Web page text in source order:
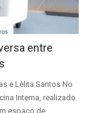
entre
e Lèlita Santos No
Interna, realizado
espaço de